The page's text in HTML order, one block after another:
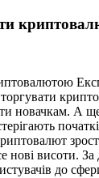
новачкам. А
нові висоти.
до